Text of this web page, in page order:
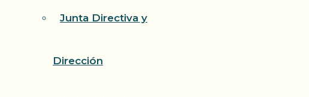
Junta Directiva y
Dirección